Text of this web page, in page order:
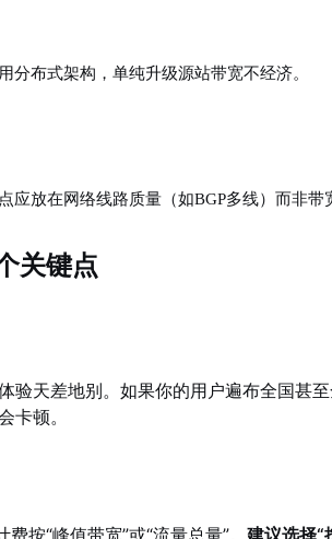
分布式架构，单纯升级源站带宽不经济。
应放在网络线路质量（如BGP多线）而非带
关键点
验天差地别。如果你的用户遍布全国甚
卡顿。
按“峰值带宽”或“流量总量”。 建议选择“